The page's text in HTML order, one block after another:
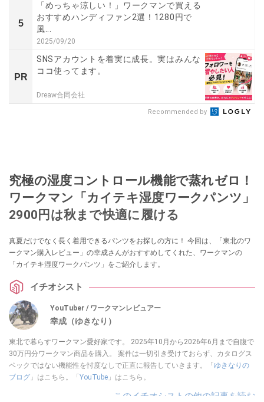
5
「めっちゃ涼しい！」ワークマンで買える
おすすめハンディファン2選！1280円で
風...
2025/09/20
PR
SNSアカウントを着実に成長。実はみんな
ココ使ってます。
Dreaw合同会社
Recommended by
究極の湿度コントロール機能で蒸れゼロ！
ワークマン「カイテキ湿度ワークパンツ」
2900円は秋まで快適に履ける
真夏だけでなく長く着用できるパンツをお探しの方に！ 今回は、「東北のワ
ークマン購入レビュー」の幸成さんがおすすめしてくれた、ワークマンの
「カイテキ湿度ワークパンツ」をご紹介します。
イチオシスト
YouTuber / ワークマンレビュアー
幸成（ゆきなり）
東北で暮らすワークマン愛好家です。 2025年10月から2026年6月まで自腹で
30万円分ワークマン商品を購入。 案件は一切引き受けておらず、カタログス
ペックではない機能性を忖度なしで正直に報告していきます。「 ゆきなりの
ブログ 」はこちら。「 YouTube 」はこちら。
このイチオシストの他の記事を読む